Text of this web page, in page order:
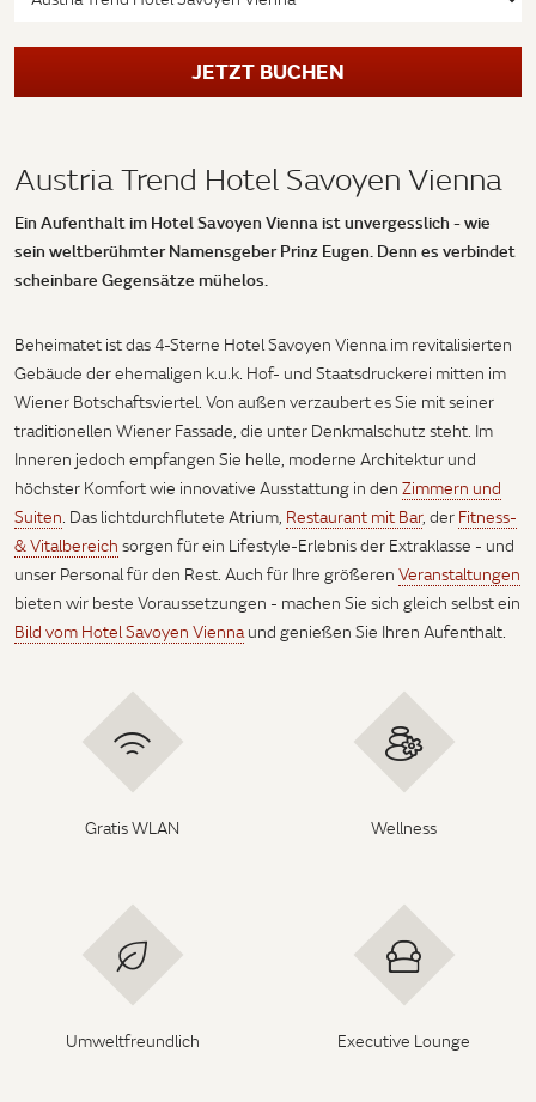
JETZT BUCHEN
Austria Trend Hotel Savoyen Vienna
Ein Aufenthalt im Hotel Savoyen Vienna ist unvergesslich - wie
sein weltberühmter Namensgeber Prinz Eugen. Denn es verbindet
scheinbare Gegensätze mühelos.
Beheimatet ist das 4-Sterne Hotel Savoyen Vienna im revitalisierten
Gebäude der ehemaligen k.u.k. Hof- und Staatsdruckerei mitten im
Wiener Botschaftsviertel. Von außen verzaubert es Sie mit seiner
traditionellen Wiener Fassade, die unter Denkmalschutz steht. Im
Inneren jedoch empfangen Sie helle, moderne Architektur und
höchster Komfort wie innovative Ausstattung in den Zimmern und
Suiten. Das lichtdurchflutete Atrium, Restaurant mit Bar, der Fitness-
& Vitalbereich sorgen für ein Lifestyle-Erlebnis der Extraklasse - und
unser Personal für den Rest. Auch für Ihre größeren Veranstaltungen
bieten wir beste Voraussetzungen - machen Sie sich gleich selbst ein
Bild vom Hotel Savoyen Viennaund genießen Sie Ihren Aufenthalt.
Gratis WLAN Wellness
Umweltfreundlich Executive Lounge